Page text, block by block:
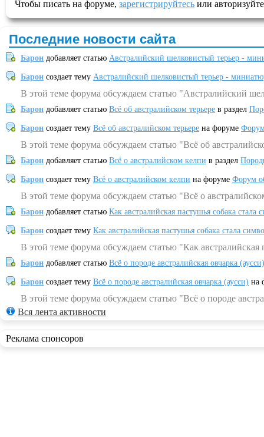
Чтобы писать на форуме, зарегистрируйтесь или
Последние новости сайта
Барон добавляет статью Австралийский шелковистый терьер -
Барон создает тему Австралийский шелковистый терьер -
В этой теме форума обсуждаем статью "Австралийский
Барон добавляет статью Всё об австралийском терьере в раздел
Барон создает тему Всё об австралийском терьере на форуме
В этой теме форума обсуждаем статью "Всё об
Барон добавляет статью Всё о австралийском келпи в раздел
Барон создает тему Всё о австралийском келпи на форуме Форум
В этой теме форума обсуждаем статью "Всё о
Барон добавляет статью Как австралийская пастушья собака
Барон создает тему Как австралийская пастушья собака стала
В этой теме форума обсуждаем статью "Как
Барон добавляет статью Всё о породе австралийская овчарка (аусси)
Барон создает тему Всё о породе австралийская овчарка (аусси) на
В этой теме форума обсуждаем статью "Всё о породе
Вся лента активности
Реклама спонсоров